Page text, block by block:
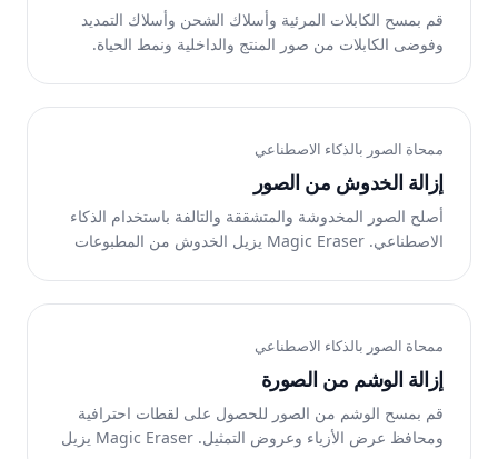
قم بمسح الكابلات المرئية وأسلاك الشحن وأسلاك التمديد
وفوضى الكابلات من صور المنتج والداخلية ونمط الحياة.
ممحاة الصور بالذكاء الاصطناعي
إزالة الخدوش من الصور
أصلح الصور المخدوشة والمتشققة والتالفة باستخدام الذكاء
الاصطناعي. Magic Eraser يزيل الخدوش من المطبوعات
ممحاة الصور بالذكاء الاصطناعي
إزالة الوشم من الصورة
قم بمسح الوشم من الصور للحصول على لقطات احترافية
ومحافظ عرض الأزياء وعروض التمثيل. Magic Eraser يزيل